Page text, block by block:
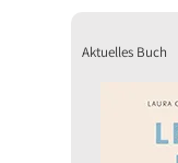
Aktuelles Buch